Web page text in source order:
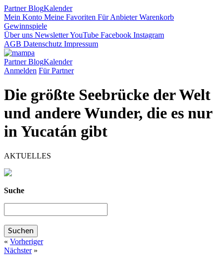
PartnerBlogKalender
Mein Konto Meine Favoriten Für AnbieterWarenkorb
Gewinnspiele
Über uns NewsletterYouTube Facebook Instagram
AGB Datenschutz Impressum
PartnerBlogKalender
Anmelden Für Partner
Die größte Seebrücke der Welt
und andere Wunder, die es nur
in Yucatán gibt
AKTUELLES
Suche
« Vorheriger
Nächster»